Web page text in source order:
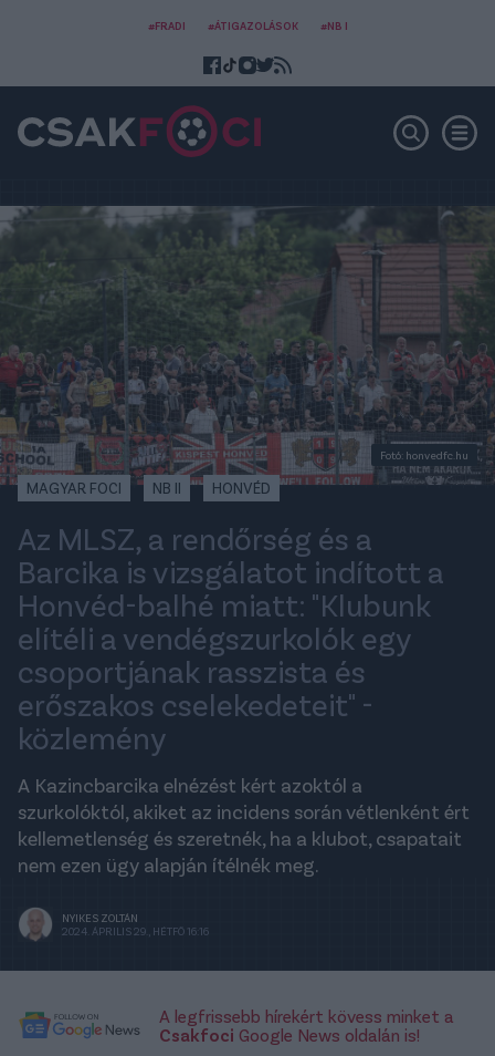
#FRADI #ÁTIGAZOLÁSOK #NB I
Fotó: honvedfc.hu
MAGYAR FOCI NB II HONVÉD
Az MLSZ, a rendőrség és a
Barcika is vizsgálatot indított a
Honvéd-balhé miatt: "Klubunk
elítéli a vendégszurkolók egy
csoportjának rasszista és
erőszakos cselekedeteit" -
közlemény
A Kazincbarcika elnézést kért azoktól a
szurkolóktól, akiket az incidens során vétlenként ért
kellemetlenség és szeretnék, ha a klubot, csapatait
nem ezen ügy alapján ítélnék meg.
NYIKES ZOLTÁN
2024. ÁPRILIS 29., HÉTFŐ 16:16
A legfrissebb hírekért kövess minket a
Csakfoci Google News oldalán is!